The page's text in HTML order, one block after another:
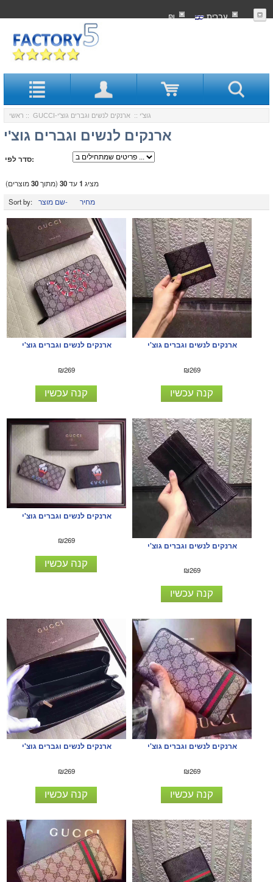
עִברִית ₪
ראשי :: GUCCI-גוצ'י :: ארנקים לנשים וגברים גוצ'י
ארנקים לנשים וגברים גוצ'י
סדר לפי:
מציג 1עד30 (מתוך30מוצרים)
Sort by:
שם מוצר- מחיר
ארנקים לנשים וגברים גוצ'י
₪269
קנה עכשיו
ארנקים לנשים וגברים גוצ'י
₪269
קנה עכשיו
ארנקים לנשים וגברים גוצ'י
₪269
קנה עכשיו
ארנקים לנשים וגברים גוצ'י
₪269
קנה עכשיו
ארנקים לנשים וגברים גוצ'י
₪269
קנה עכשיו
ארנקים לנשים וגברים גוצ'י
₪269
קנה עכשיו